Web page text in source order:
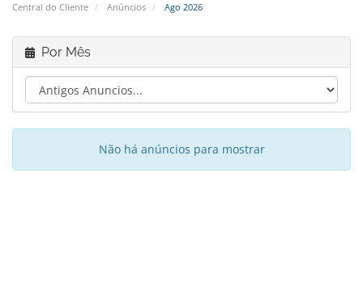
Central do Cliente Anúncios Ago 2026
Por Mês
Não há anúncios para mostrar